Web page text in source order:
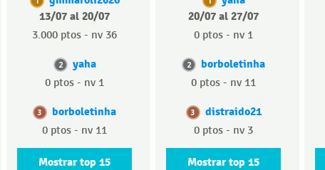
13/07 al 20/07
3.000 ptos - nv 36
2 yaha
0 ptos - nv 1
3 borboletinha
0 ptos - nv 11
Mostrar top 15
20/07 al 27/07
0 ptos - nv 1
2 borboletinha
0 ptos - nv 11
3 distraido21
0 ptos - nv 3
Mostrar top 15